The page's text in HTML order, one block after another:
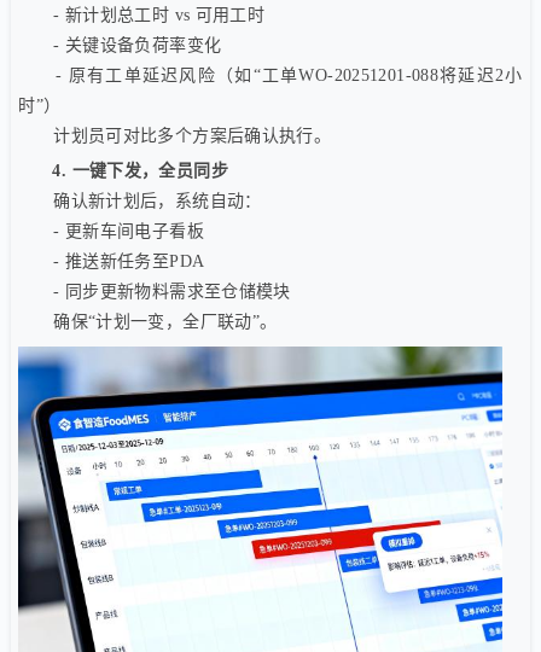
- 新计划总工时 vs 可用工时
- 关键设备负荷率变化
- 原有工单延迟风险（如“工单WO-20251201-088将延迟2小
时”）
计划员可对比多个方案后确认执行。
4. 一键下发，全员同步
确认新计划后，系统自动：
- 更新车间电子看板
- 推送新任务至PDA
- 同步更新物料需求至仓储模块
确保“计划一变，全厂联动”。